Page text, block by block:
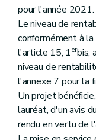
pour l'année 2021.
Le niveau de
conformément à
l'article 15, 1erbis,
niveau de
l'annexe 7 pour la
Un projet
lauréat, d'un avis
rendu en vertu de